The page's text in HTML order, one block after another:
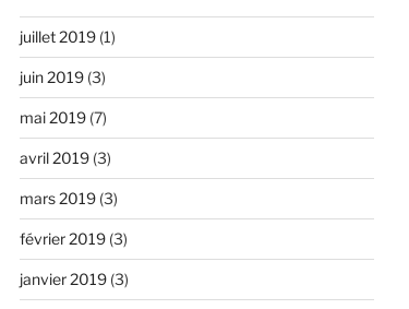
juillet 2019(1)
juin 2019(3)
mai 2019(7)
avril 2019(3)
mars 2019(3)
février 2019(3)
janvier 2019(3)